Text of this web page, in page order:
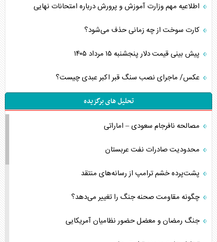
اطلاعیه مهم وزارت آموزش و پرورش درباره امتحانات نهایی
کارت سوخت از چه زمانی حذف می‌شود؟
پیش بینی قیمت دلار پنجشنبه ۱۵ مرداد ۱۴۰۵
عکس/ ماجرای نصب سنگ قبر اکبر عبدی چیست؟
تحلیل های برگزیده
مصالحه نافرجام سعودی – اماراتی
محدودیت صادرات نفت عربستان
پشت‌پرده خشم ترامپ از رسانه‌های منتقد
چگونه مقاومت صحنه جنگ را تغییر می‌دهد؟
جنگ رمضان و معضل حضور نظامیان آمریکایی